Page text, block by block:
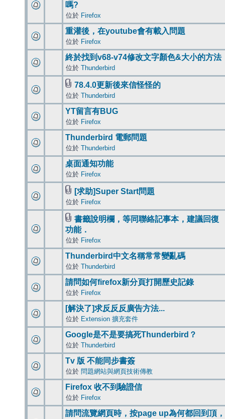
嗎?
位於 Firefox
重灌後，在youtube會有載入問題
位於 Firefox
終於找到v68-v74修改文字顏色&大小的方法
位於 Thunderbird
78.4.0更新後來信怪怪的
位於 Thunderbird
YT留言有BUG
位於 Firefox
Thunderbird 電郵問題
位於 Thunderbird
桌面通知功能
位於 Firefox
[求助]Super Start問題
位於 Firefox
書籤說明欄，等同聯絡記事本，建議回復
功能．
位於 Firefox
Thunderbird中文名稱常常變亂碼
位於 Thunderbird
請問如何firefox新分頁打開歷史記錄
位於 Firefox
[解決了]求反反反廣告方法...
位於 Extension 擴充套件
Google是不是要搞死Thunderbird？
位於 Thunderbird
Tv 版 不能同步書簽
位於 問題網站與網頁技術傳教
Firefox 收不到驗證信
位於 Firefox
請問流覽網頁時，按page up為何都回到頂，